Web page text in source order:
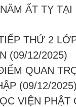
ẤT TỴ TẠI
THỨ 2
(09/12/2025)
QUAN
(09/12/
VIỆN PHẬT